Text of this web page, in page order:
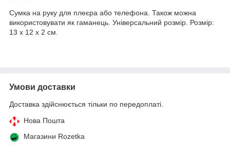
Сумка на руку для плеєра або телефона. Також можна
використовувати як гаманець. Універсальний розмір. Розмір:
13 х 12 х 2 см.
Умови доставки
Доставка здійснюється тільки по передоплаті.
Нова Пошта
Магазини Rozetka